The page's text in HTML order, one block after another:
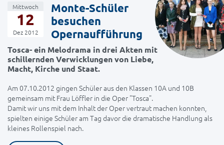
Mittwoch
12
Dez 2012
Monte-Schüler
besuchen
Opernaufführung
Tosca- ein Melodrama in drei Akten mit
schillernden Verwicklungen von Liebe,
Macht, Kirche und Staat.
Am 07.10.2012 gingen Schüler aus den Klassen 10A und 10B
gemeinsam mit Frau Löffler in die Oper "Tosca".
Damit wir uns mit dem Inhalt der Oper vertraut machen konnten,
spielten einige Schüler am Tag davor die dramatische Handlung als
kleines Rollenspiel nach.